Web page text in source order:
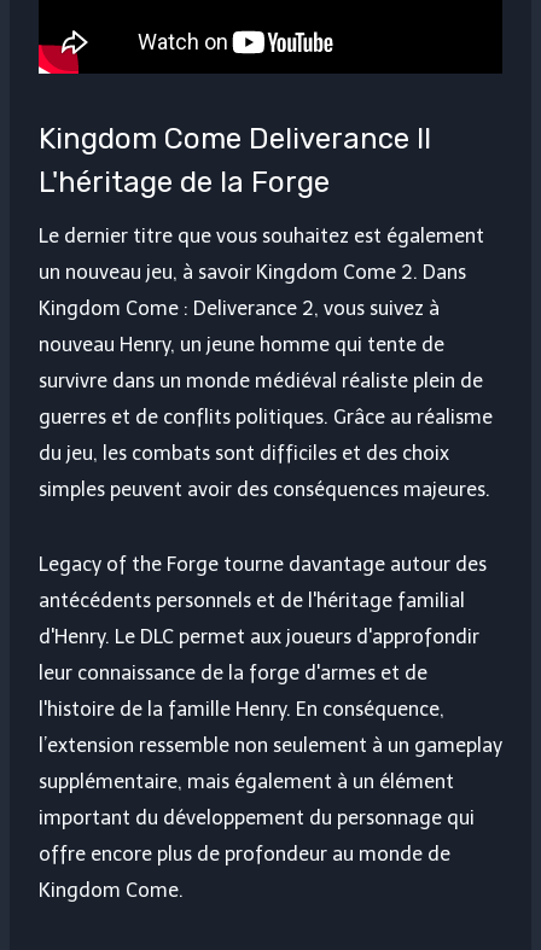
Kingdom Come Deliverance II
L'héritage de la Forge
Le dernier titre que vous souhaitez est également
un nouveau jeu, à savoir Kingdom Come 2. Dans
Kingdom Come : Deliverance 2, vous suivez à
nouveau Henry, un jeune homme qui tente de
survivre dans un monde médiéval réaliste plein de
guerres et de conflits politiques. Grâce au réalisme
du jeu, les combats sont difficiles et des choix
simples peuvent avoir des conséquences majeures.
Legacy of the Forge tourne davantage autour des
antécédents personnels et de l'héritage familial
d'Henry. Le DLC permet aux joueurs d'approfondir
leur connaissance de la forge d'armes et de
l'histoire de la famille Henry. En conséquence,
l’extension ressemble non seulement à un gameplay
supplémentaire, mais également à un élément
important du développement du personnage qui
offre encore plus de profondeur au monde de
Kingdom Come.